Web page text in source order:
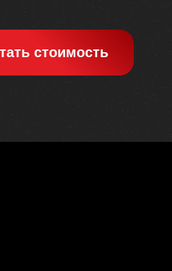
стоимость